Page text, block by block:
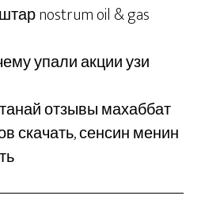
nostrum oil & gas
упали акции узи
отзывы махаббат
скачать, сенсин менин